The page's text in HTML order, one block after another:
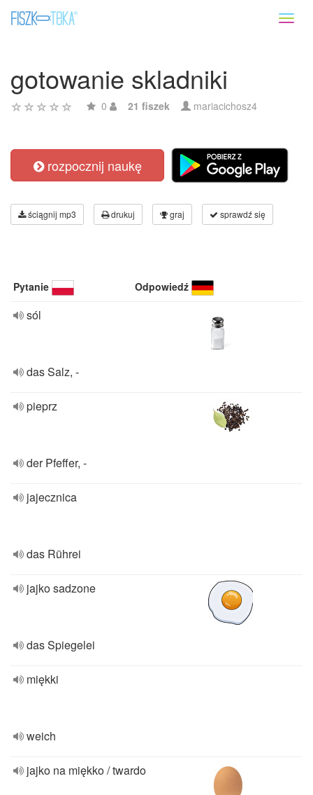
gotowanie skladniki
0 21 fiszek mariacichosz4
rozpocznij naukę
ściągnij mp3 drukuj graj sprawdź się
Pytanie Odpowiedź
sól
das Salz, -
pieprz
der Pfeffer, -
jajecznica
das Rührei
jajko sadzone
das Spiegelei
miękki
weich
jajko na miękko / twardo